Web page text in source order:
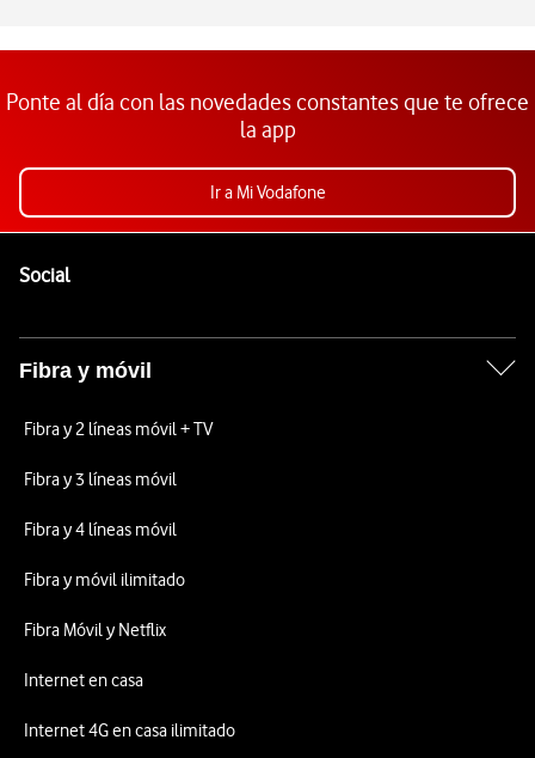
Ponte al día con las novedades constantes que te ofrece
la app
Ir a Mi Vodafone
SocialEnlaces a las redes sociales de Vodafone
Fibra y móvil
Fibra y 2 líneas móvil + TV
Fibra y 3 líneas móvil
Fibra y 4 líneas móvil
Fibra y móvil ilimitado
Fibra Móvil y Netflix
Internet en casa
Internet 4G en casa ilimitado